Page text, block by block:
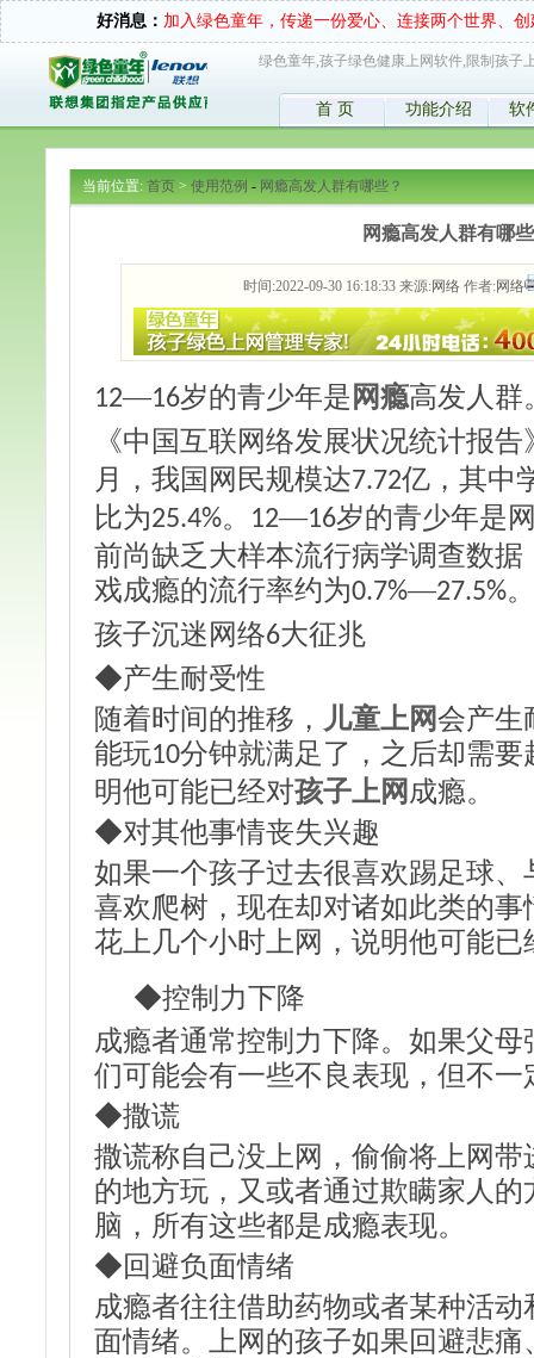
好消息： 加入绿色童年，传递一份爱心、连接两个世界、
绿色童年,孩子绿色健康上网软件,限制孩子
首 页 功能介绍 软
当前位置: 首页> 使用范例 - 网瘾高发人群有哪些？
网瘾高发人群有哪
时间:2022-09-30 16:18:33 来源:网络作者:网络
12—16岁的青少年是 网瘾高发人群
《中国互联网络发展状况统计报
月，我国网民规模达7.72亿，其中
比为25.4%。 12—16岁的青少年是
前尚缺乏大样本流行病学调查数
戏成瘾的流行率约为0.7%—27.5%。
孩子沉迷网络6大征兆
◆产生耐受性
随着时间的推移， 儿童上网会产生
能玩10分钟就满足了，之后却需
明他可能已经对孩子上网 成瘾。
◆对其他事情丧失兴趣
如果一个孩子过去很喜欢踢足球
喜欢爬树，现在却对诸如此类的
花上几个小时上网，说明他可能已
◆控制力下降
成瘾者通常控制力下降。如果父
们可能会有一些不良表现，但不一
◆撒谎
撒谎称自己没上网，偷偷将上网
的地方玩，又或者通过欺瞒家人
脑，所有这些都是成瘾表现。
◆回避负面情绪
成瘾者往往借助药物或者某种活
面情绪。上网的孩子如果回避悲